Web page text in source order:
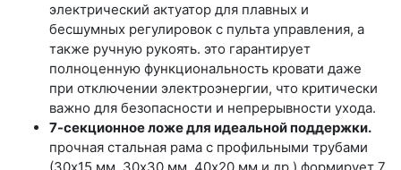
электрический актуатор для плавных и
бесшумных регулировок с пульта управления, а
также ручную рукоять. это гарантирует
полноценную функциональность кровати даже
при отключении электроэнергии, что критически
важно для безопасности и непрерывности ухода.
7-секционное ложе для идеальной поддержки.
прочная стальная рама с профильными трубами